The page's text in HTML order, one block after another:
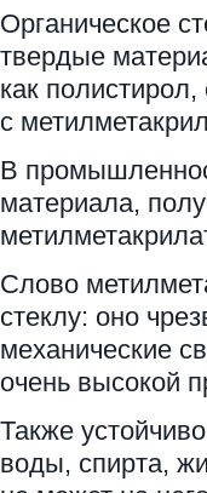
Органическое
твердые
как
с
В
материала,
Слово
стеклу: оно
механические
очень высокой
Также
воды, спирта,